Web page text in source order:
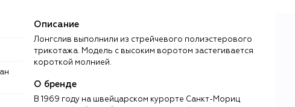
Описание
Лонгслив выполнили из стрейчевого полиэстерового
трикотажа. Модель с высоким воротом застегивается
короткой молнией.
О бренде
В 1969 году на швейцарском курорте Санкт-Мориц